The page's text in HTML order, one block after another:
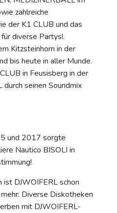
zahlreiche
der K1 CLUB und das
diverse Partys!.
Kitzsteinhorn in der
bis heute in aller Munde.
in Feusisberg in der
seinen Soundmix
und 2017 sorgte
Nautico BISOLI in
DJWOIFERL schon
Diverse Diskotheken
mit DJWOIFERL-